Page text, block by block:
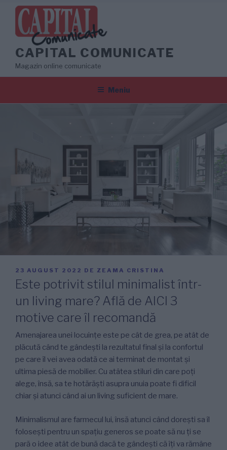
conținut
CAPITAL COMUNICATE
Magazin online comunicate
Meniu
PUBLICAT
PE
23 AUGUST 2022 DE ZEAMA CRISTINA
Este potrivit stilul minimalist într-
un living mare? Află de AICI 3
motive care îl recomandă
Amenajarea unei locuințe este pe cât de grea, pe atât de
plăcută când te gândești la rezultatul final și la confortul
pe care îl vei avea odată ce ai terminat de montat și
ultima piesă de mobilier. Cu atâtea stiluri din care poți
alege, însă, sa te hotărăști asupra unuia poate fi dificil
chiar și atunci când ai un living suficient de mare.
Minimalismul are farmecul lui, însă atunci când dorești sa îl
folosești pentru un spațiu generos se poate să nu ți se
pară o idee atât de bună dacă te gândești că îți va rămâne